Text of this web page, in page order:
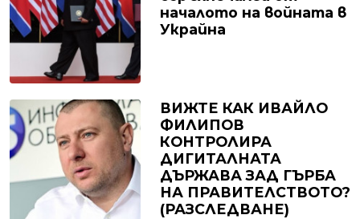
началото на войната в
Украйна
ВИЖТЕ КАК ИВАЙЛО
ФИЛИПОВ
КОНТРОЛИРА
ДИГИТАЛНАТА
ДЪРЖАВА ЗАД ГЪРБА
НА ПРАВИТЕЛСТВОТО?
(РАЗСЛЕДВАНЕ)